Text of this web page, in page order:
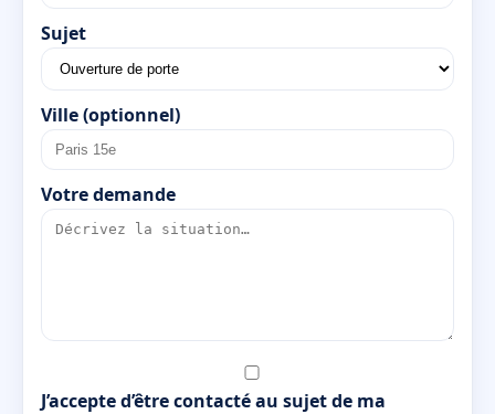
Sujet
Ville (optionnel)
Votre demande
J’accepte d’être contacté au sujet de ma